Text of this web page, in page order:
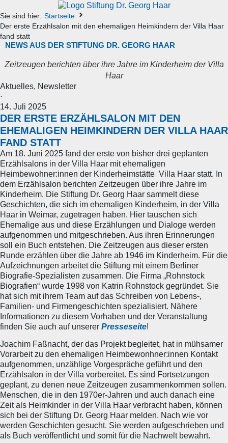
Sie sind hier: Startseite
Der erste Erzählsalon mit den ehemaligen Heimkindern der Villa Haar
fand statt
NEWS AUS DER STIFTUNG DR. GEORG HAAR
Zeitzeugen berichten über ihre Jahre im Kinderheim der Villa
Haar
Aktuelles, Newsletter
·
14. Juli 2025
DER ERSTE ERZÄHLSALON MIT DEN
EHEMALIGEN HEIMKINDERN DER VILLA HAAR
FAND STATT
Am 18. Juni 2025 fand der erste von bisher drei geplanten
Erzählsalons in der Villa Haar mit ehemaligen
Heimbewohner:innen der Kinderheimstätte Villa Haar statt. In
dem Erzählsalon berichten Zeitzeugen über ihre Jahre im
Kinderheim. Die Stiftung Dr. Georg Haar sammelt diese
Geschichten, die sich im ehemaligen Kinderheim, in der Villa
Haar in Weimar, zugetragen haben. Hier tauschen sich
Ehemalige aus und diese Erzählungen und Dialoge werden
aufgenommen und mitgeschrieben. Aus ihren Erinnerungen
soll ein Buch entstehen. Die Zeitzeugen aus dieser ersten
Runde erzählen über die Jahre ab 1946 im Kinderheim. Für die
Aufzeichnungen arbeitet die Stiftung mit einem Berliner
Biografie-Spezialisten zusammen. Die Firma „Rohnstock
Biografien“ wurde 1998 von Katrin Rohnstock gegründet. Sie
hat sich mit ihrem Team auf das Schreiben von Lebens-,
Familien- und Firmengeschichten spezialisiert. Nähere
Informationen zu diesem Vorhaben und der Veranstaltung
finden Sie auch auf unserer Presseseite!
Joachim Faßnacht, der das Projekt begleitet, hat in mühsamer
Vorarbeit zu den ehemaligen Heimbewonhner:innen Kontakt
aufgenommen, unzählige Vorgespräche geführt und den
Erzählsalon in der Villa vorbereitet. Es sind Fortsetzungen
geplant, zu denen neue Zeitzeugen zusammenkommen sollen.
Menschen, die in den 1970er-Jahren und auch danach eine
Zeit als Heimkinder in der Villa Haar verbracht haben, können
sich bei der Stiftung Dr. Georg Haar melden. Nach wie vor
werden Geschichten gesucht. Sie werden aufgeschrieben und
als Buch veröffentlicht und somit für die Nachwelt bewahrt.